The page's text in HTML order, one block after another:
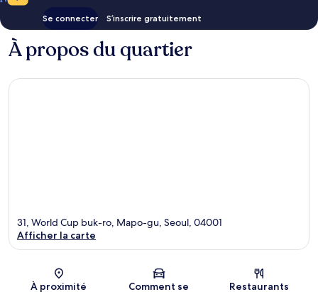
Se connecter S’inscrire gratuitement
À propos du quartier
Carte
31, World Cup buk-ro, Mapo-gu, Seoul, 04001
Afficher la carte
À proximité
Comment se
Restaurants